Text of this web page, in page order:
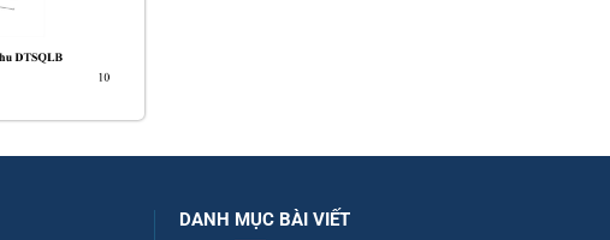
DANH MỤC BÀI VIẾT